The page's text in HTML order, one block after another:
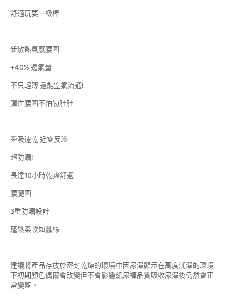
舒適玩耍一級棒
新散熱氣感腰圍
+40%'透氣量
不只輕薄 還能空氣流通!
彈性腰圍不怕勒肚肚
瞬吸速乾 近零反滲
超防漏!
長達10小時乾爽舒適
腰腿圍
3重防漏設計
蓬鬆柔軟如蠶絲
建議將產品存放於密封乾燥的環境中因尿濕顯示在高度潮濕的環境
下初期顏色偶爾會改變但不會影響紙尿褲品質吸收尿濕後仍然會正
常變藍。